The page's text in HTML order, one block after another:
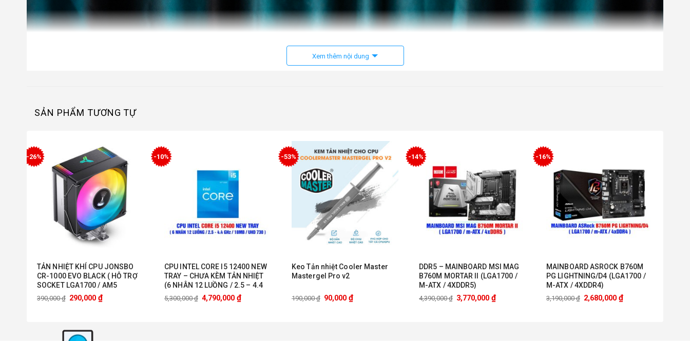
Xem thêm nội dung
SẢN PHẨM TƯƠNG TỰ
-26%
TẢN NHIỆT KHÍ CPU JONSBO
CR-1000 EVO BLACK ( HỖ TRỢ
SOCKET LGA1700 / AM5
390,000₫ 290,000 ₫
-10%
CPU INTEL CORE I5 12400 NEW
TRAY – CHƯA KÈM TẢN NHIỆT
(6 NHÂN 12 LUỒNG / 2.5 – 4.4
GHZ / 18MB / INTEL® UHD
GRAPHICS 730)
5,300,000₫ 4,790,000 ₫
-53%
Keo Tản nhiệt Cooler Master
Mastergel Pro v2
190,000₫ 90,000 ₫
-14%
DDR5 – MAINBOARD MSI MAG
B760M MORTAR II (LGA1700 /
M-ATX / 4XDDR5)
4,390,000₫ 3,770,000 ₫
-16%
MAINBOARD ASROCK B760M
PG LIGHTNING/D4 (LGA1700 /
M-ATX / 4XDDR4)
3,190,000₫ 2,680,000 ₫